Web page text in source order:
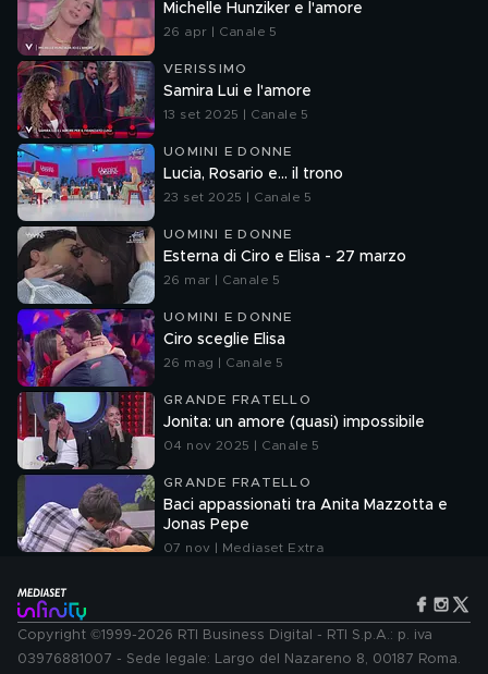
Michelle Hunziker e l'amore
26 apr | Canale 5
VERISSIMO
Samira Lui e l'amore
13 set 2025 | Canale 5
UOMINI E DONNE
Lucia, Rosario e... il trono
23 set 2025 | Canale 5
UOMINI E DONNE
Esterna di Ciro e Elisa - 27 marzo
26 mar | Canale 5
UOMINI E DONNE
Ciro sceglie Elisa
26 mag | Canale 5
GRANDE FRATELLO
Jonita: un amore (quasi) impossibile
04 nov 2025 | Canale 5
GRANDE FRATELLO
Baci appassionati tra Anita Mazzotta e
Jonas Pepe
07 nov | Mediaset Extra
Copyright ©1999-2026 RTI Business Digital - RTI S.p.A.: p. iva
03976881007 - Sede legale: Largo del Nazareno 8, 00187 Roma.